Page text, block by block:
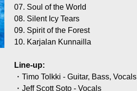
07. Soul of the World
08. Silent Icy Tears
09. Spirit of the Forest
10. Karjalan Kunnailla
Line-up:
・Timo Tolkki - Guitar, Bass, Vocals
・Jeff Scott Soto - Vocals